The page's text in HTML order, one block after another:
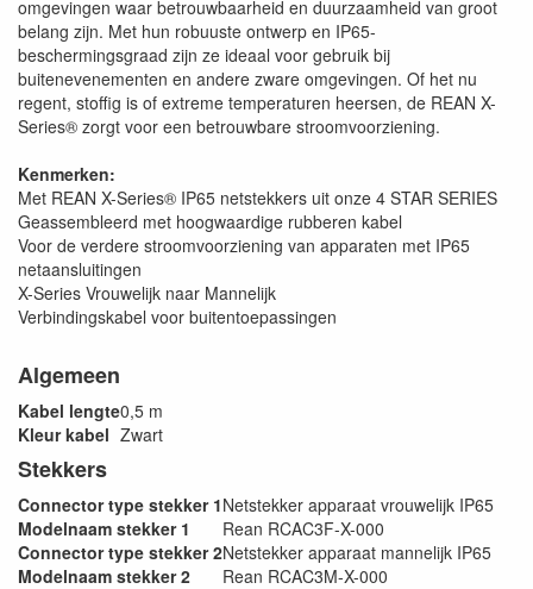
omgevingen waar betrouwbaarheid en duurzaamheid van groot
belang zijn. Met hun robuuste ontwerp en IP65-
beschermingsgraad zijn ze ideaal voor gebruik bij
buitenevenementen en andere zware omgevingen. Of het nu
regent, stoffig is of extreme temperaturen heersen, de REAN X-
Series® zorgt voor een betrouwbare stroomvoorziening.
Kenmerken:
Met REAN X-Series® IP65 netstekkers uit onze 4 STAR SERIES
Geassembleerd met hoogwaardige rubberen kabel
Voor de verdere stroomvoorziening van apparaten met IP65
netaansluitingen
X-Series Vrouwelijk naar Mannelijk
Verbindingskabel voor buitentoepassingen
Algemeen
Kabel lengte0,5 m
Kleur kabel Zwart
Stekkers
Connector type stekker 1Netstekker apparaat vrouwelijk IP65
Modelnaam stekker 1
Rean RCAC3F-X-000
Connector type stekker 2Netstekker apparaat mannelijk IP65
Modelnaam stekker 2
Rean RCAC3M-X-000